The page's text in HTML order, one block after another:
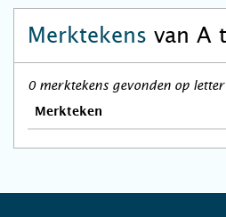
Merktekens van A
0 merktekens gevonden op
Merkteken